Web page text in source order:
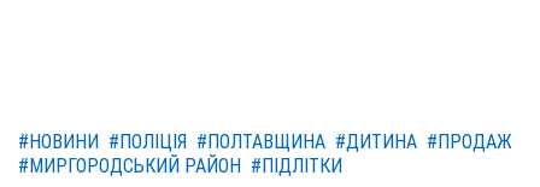
#НОВИНИ #ПОЛІЦІЯ #ПОЛТАВЩИНА #ДИТИНА #ПРОДАЖ
#МИРГОРОДСЬКИЙ РАЙОН #ПІДЛІТКИ